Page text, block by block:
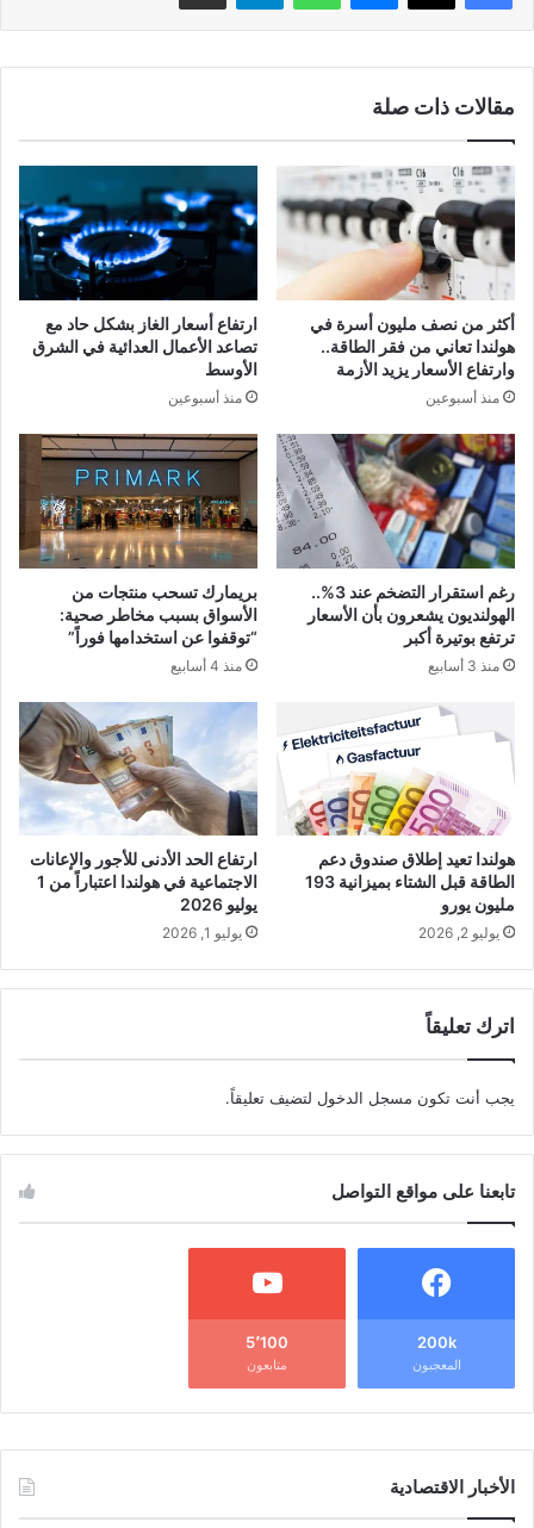
مقالات ذات صلة
أكثر من نصف مليون أسرة في
هولندا تعاني من فقر الطاقة..
وارتفاع الأسعار يزيد الأزمة
منذ أسبوعين
ارتفاع أسعار الغاز بشكل حاد مع
تصاعد الأعمال العدائية في الشرق
الأوسط
منذ أسبوعين
رغم استقرار التضخم عند 3%..
الهولنديون يشعرون بأن الأسعار
ترتفع بوتيرة أكبر
منذ 3 أسابيع
بريمارك تسحب منتجات من
الأسواق بسبب مخاطر صحية:
“توقفوا عن استخدامها فوراً”
منذ 4 أسابيع
هولندا تعيد إطلاق صندوق دعم
الطاقة قبل الشتاء بميزانية 193
مليون يورو
يوليو 2, 2026
ارتفاع الحد الأدنى للأجور والإعانات
الاجتماعية في هولندا اعتباراً من 1
يوليو 2026
يوليو 1, 2026
اترك تعليقاً
يجب أنت تكون مسجل الدخول لتضيف تعليقاً.
تابعنا على مواقع التواصل
200k
المعجبون
5٬100
متابعون
الأخبار الاقتصادية